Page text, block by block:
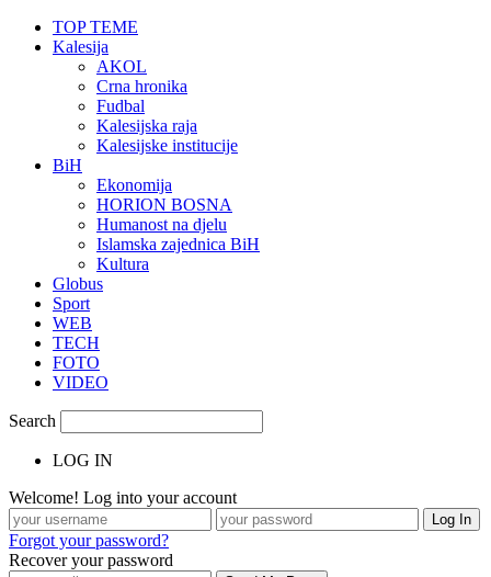
TOP TEME
Kalesija
AKOL
Crna hronika
Fudbal
Kalesijska raja
Kalesijske institucije
BiH
Ekonomija
HORION BOSNA
Humanost na djelu
Islamska zajednica BiH
Kultura
Globus
Sport
WEB
TECH
FOTO
VIDEO
Search
LOG IN
Welcome! Log into your account
Forgot your password?
Recover your password